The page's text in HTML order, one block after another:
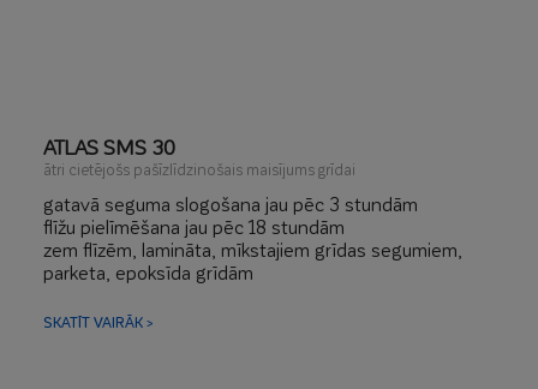
ATLAS SMS 30
ātri cietējošs pašīzlīdzinošais maisījums grīdai
gatavā seguma slogošana jau pēc 3 stundām
flīžu pielīmēšana jau pēc 18 stundām
zem flīzēm, lamināta, mīkstajiem grīdas segumiem,
parketa, epoksīda grīdām
silto grīdu virskārtas izlīdzināšanai
SKATĪT VAIRĀK >